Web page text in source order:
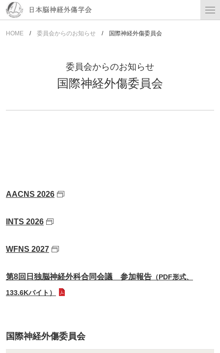
HOME 委員会からのお知らせ 国際神経外傷委員会
委員会からのお知らせ
国際神経外傷委員会
AACNS 2026
INTS 2026
WFNS 2027
第8回日独脳神経外科合同会議 参加報告 （PDF形式、
133.6Kバイト）
国際神経外傷委員会